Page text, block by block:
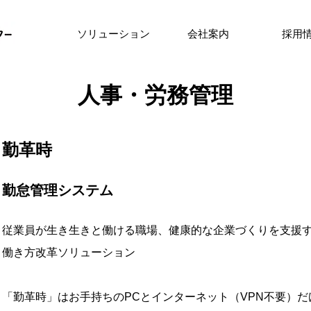
ソリューション 会社案内 採用
人事・労務管理
勤革時
勤怠管理システム
従業員が生き生きと働ける職場、健康的な企業づくりを支援
働き方改革ソリューション
「勤革時」はお手持ちのPCとインターネット（VPN不要）